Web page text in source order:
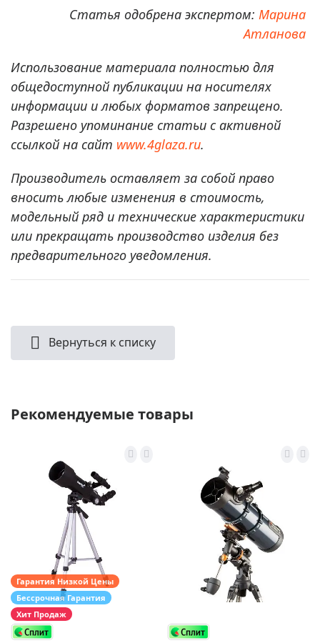
Статья одобрена экспертом: Марина
Атланова
Использование материала полностью для
общедоступной публикации на носителях
информации и любых форматов запрещено.
Разрешено упоминание статьи с активной
ссылкой на сайт www.4glaza.ru.
Производитель оставляет за собой право
вносить любые изменения в стоимость,
модельный ряд и технические характеристики
или прекращать производство изделия без
предварительного уведомления.
Вернуться к списку
Рекомендуемые товары
Гарантия Низкой Цены
Бессрочная Гарантия
Хит Продаж